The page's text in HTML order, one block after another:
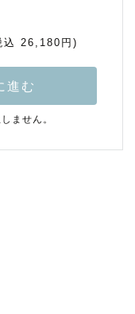
込 26,180円)
進む
ません。